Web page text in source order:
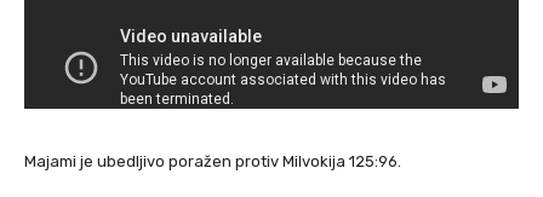
Majami je ubedljivo poražen protiv Milvokija 125:96.